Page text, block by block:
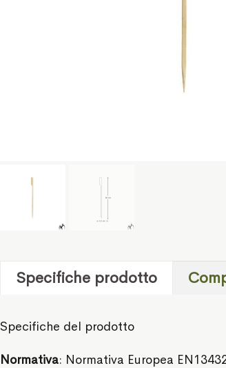
Specifiche prodotto
Specifiche del prodotto
Normativa: Normativa Europea